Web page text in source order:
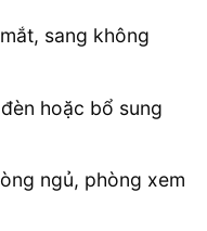
sang không
hoặc bổ sung
ngủ, phòng xem